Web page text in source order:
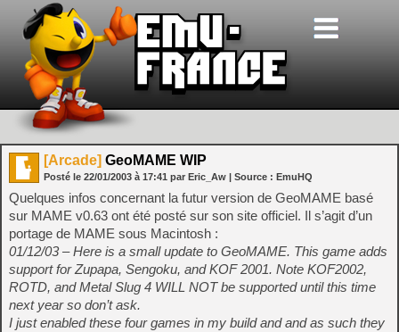
[Arcade] GeoMAME WIP
Posté le 22/01/2003 à 17:41 par Eric_Aw | Source : EmuHQ
Quelques infos concernant la futur version de GeoMAME basé
sur MAME v0.63 ont été posté sur son site officiel. Il s’agit d’un
portage de MAME sous Macintosh :
01/12/03 – Here is a small update to GeoMAME. This game adds
support for Zupapa, Sengoku, and KOF 2001. Note KOF2002,
ROTD, and Metal Slug 4 WILL NOT be supported until this time
next year so don’t ask.
I just enabled these four games in my build and and as such they